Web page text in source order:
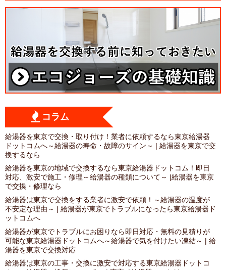
コラム
給湯器を東京で交換・取り付け！業者に依頼するなら東京給湯器
ドットコムへ～給湯器の寿命・故障のサイン～ | 給湯器を東京で交
換するなら
給湯器を東京の地域で交換するなら東京給湯器ドットコム！即日
対応、激安で施工・修理～給湯器の種類について～ |給湯器を東京
で交換・修理なら
給湯器は東京で交換をする業者に激安で依頼！～給湯器の温度が
不安定な理由～ | 給湯器が東京でトラブルになったら東京給湯器ド
ットコムへ
給湯器が東京でトラブルにお困りなら即日対応・無料の見積りが
可能な東京給湯器ドットコムへ～給湯器で気を付けたい凍結～ | 給
湯器を東京で交換対応
給湯器は東京の工事・交換に激安で対応する東京給湯器ドットコ